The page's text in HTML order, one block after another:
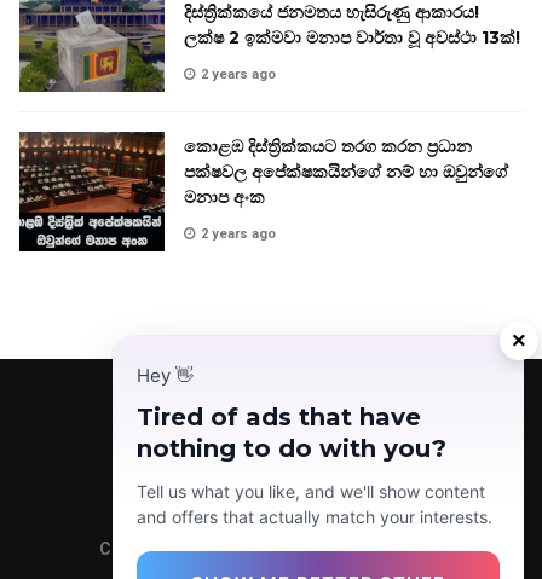
×
Hey 👋
Tired of ads that have
nothing to do with you?
Tell us what you like, and we'll show content
and offers that actually match your interests.
දිස්ත්‍රික්කයේ ජනමතය හැසිරුණු ආකාරය!
ලක්ෂ 2 ඉක්මවා මනාප වාර්තා වූ අවස්ථා 13ක්!
2 years ago
කොළඹ දිස්ත්‍රික්කයට තරග කරන ප්‍රධාන
පක්ෂවල අපේක්ෂකයින්ගේ නම් හා ඔවුන්ගේ
මනාප අංක
2 years ago
Facebook
Telegram
Instagram
YouTube
Copyright © 2022 Today News LK (Pvt) Ltd.